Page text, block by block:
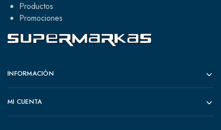
Productos
Promociones
INFORMACIÓN
MI CUENTA